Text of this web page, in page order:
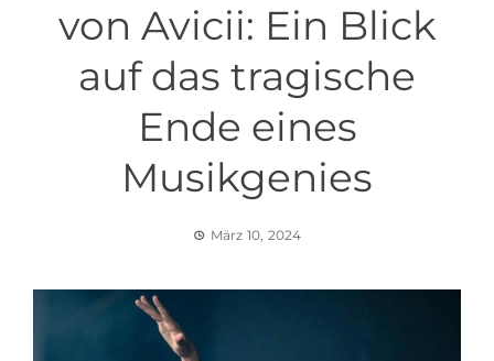
von Avicii: Ein Blick
auf das tragische
Ende eines
Musikgenies
März 10, 2024